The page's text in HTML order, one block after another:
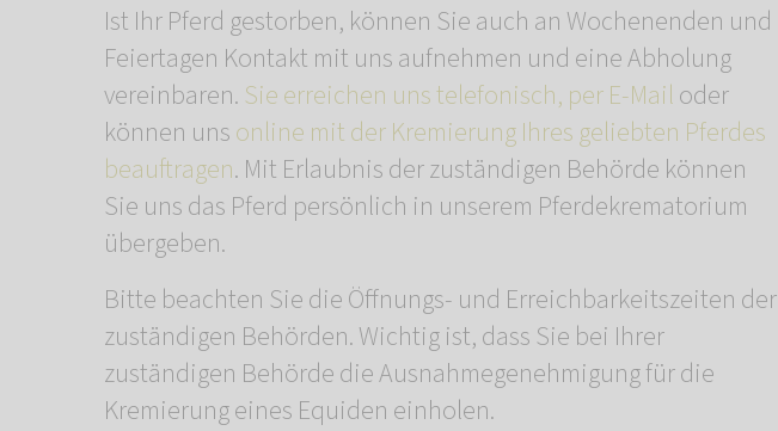
Ist Ihr Pferd gestorben, können Sie auch an Wochenenden und
Feiertagen Kontakt mit uns aufnehmen und eine Abholung
vereinbaren.Sie erreichen uns telefonisch, per E-Mailoder
können unsonline mit der Kremierung Ihres geliebten Pferdes
beauftragen. Mit Erlaubnis der zuständigen Behörde können
Sie uns das Pferd persönlich in unserem Pferdekrematorium
übergeben.
Bitte beachten Sie die Öffnungs- und Erreichbarkeitszeiten der
zuständigen Behörden. Wichtig ist, dass Sie bei Ihrer
zuständigen Behörde die Ausnahmegenehmigung für die
Kremierung eines Equiden einholen.